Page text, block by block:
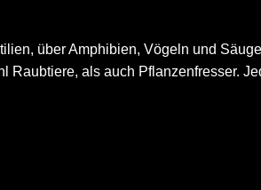
über Amphibien, Vögeln und
als auch Pflanzenfresser.